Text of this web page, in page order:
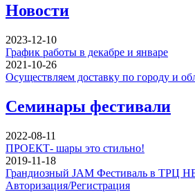
Новости
2023-12-10
График работы в декабре и январе
2021-10-26
Осуществляем доставку по городу и
Семинары фестивали
2022-08-11
ПРОЕКТ- шары это стильно!
2019-11-18
Грандиозный JAM Фестиваль в ТРЦ
Авторизация/Регистрация